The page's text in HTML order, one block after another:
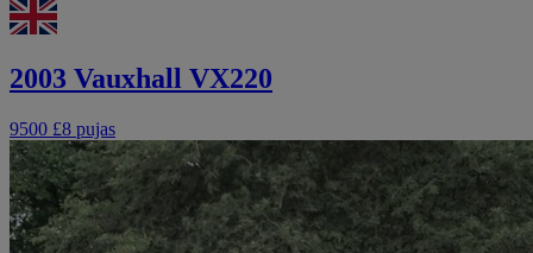
2003 Vauxhall VX220
9500 £8 pujas